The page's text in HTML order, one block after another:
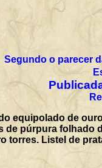
Segundo o parecer
equipolado de
de púrpura folhado
torres. Listel de